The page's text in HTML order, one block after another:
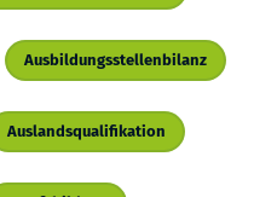
Ausbildungsstellenbilanz
Auslandsqualifikation